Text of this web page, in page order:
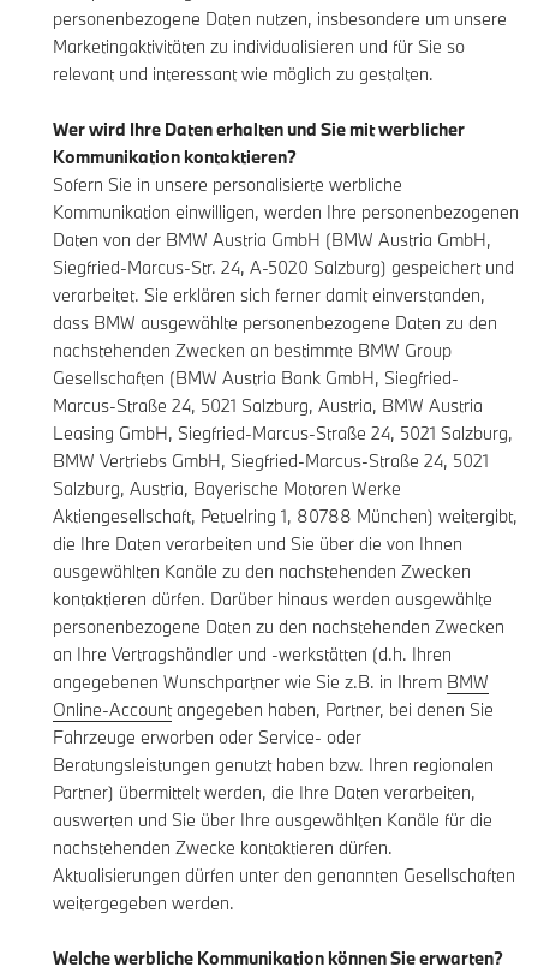
personenbezogene Daten nutzen, insbesondere um unsere
Marketingaktivitäten zu individualisieren und für Sie so
relevant und interessant wie möglich zu gestalten.
Wer wird Ihre Daten erhalten und Sie mit werblicher
Kommunikation kontaktieren?
Sofern Sie in unsere personalisierte werbliche
Kommunikation einwilligen, werden Ihre personenbezogenen
Daten von der BMW Austria GmbH (BMW Austria GmbH,
Siegfried-Marcus-Str. 24, A-5020 Salzburg) gespeichert und
verarbeitet. Sie erklären sich ferner damit einverstanden,
dass BMW ausgewählte personenbezogene Daten zu den
nachstehenden Zwecken an bestimmte BMW Group
Gesellschaften (BMW Austria Bank GmbH, Siegfried-
Marcus-Straße 24, 5021 Salzburg, Austria, BMW Austria
Leasing GmbH, Siegfried-Marcus-Straße 24, 5021 Salzburg,
BMW Vertriebs GmbH, Siegfried-Marcus-Straße 24, 5021
Salzburg, Austria, Bayerische Motoren Werke
Aktiengesellschaft, Petuelring 1, 80788 München) weitergibt,
die Ihre Daten verarbeiten und Sie über die von Ihnen
ausgewählten Kanäle zu den nachstehenden Zwecken
kontaktieren dürfen. Darüber hinaus werden ausgewählte
personenbezogene Daten zu den nachstehenden Zwecken
an Ihre Vertragshändler und -werkstätten (d.h. Ihren
angegebenen Wunschpartner wie Sie z.B. in Ihrem BMW
Online-Accountangegeben haben, Partner, bei denen Sie
Fahrzeuge erworben oder Service- oder
Beratungsleistungen genutzt haben bzw. Ihren regionalen
Partner) übermittelt werden, die Ihre Daten verarbeiten,
auswerten und Sie über Ihre ausgewählten Kanäle für die
nachstehenden Zwecke kontaktieren dürfen.
Aktualisierungen dürfen unter den genannten Gesellschaften
weitergegeben werden.
Welche werbliche Kommunikation können Sie erwarten?